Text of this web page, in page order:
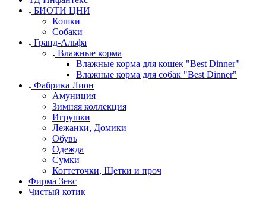
БИОТИ ЦНИ
Кошки
Собаки
Гранд-Альфа
Влажные корма
Влажные корма для кошек "Best Dinner"
Влажные корма для собак "Best Dinner"
Фабрика Лион
Амуниция
Зимняя коллекция
Игрушки
Лежанки, Домики
Обувь
Одежда
Сумки
Когтеточки, Щетки и проч
Фирма Зевс
Чистый котик